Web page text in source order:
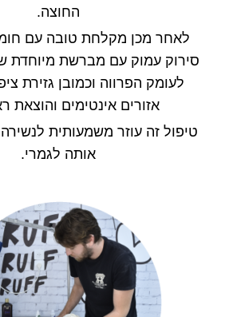
החוצה.
לאחר מכן מקלחת טובה עם
סירוק עמוק עם מברשת מיוחדת
לעומק הפרווה וכמובן גזירת
אזורים אינטימים והוצאת
טיפול זה עוזר משמעותית
אותה לגמרי.